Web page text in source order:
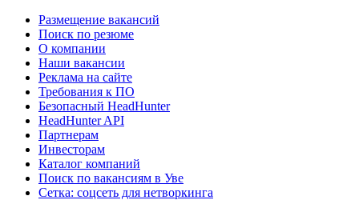
Размещение вакансий
Поиск по резюме
О компании
Наши вакансии
Реклама на сайте
Требования к ПО
Безопасный HeadHunter
HeadHunter API
Партнерам
Инвесторам
Каталог компаний
Поиск по вакансиям в Уве
Сетка: соцсеть для нетворкинга